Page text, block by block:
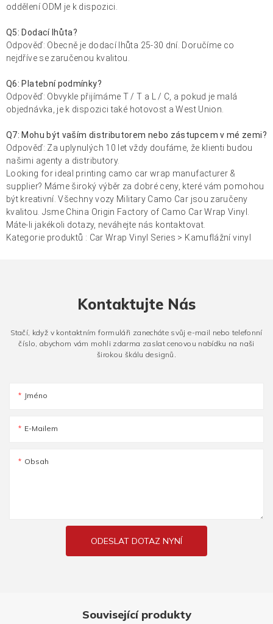
oddělení ODM je k dispozici.
Q5: Dodací lhůta?
Odpověď: Obecně je dodací lhůta 25-30 dní. Doručíme co
nejdříve se zaručenou kvalitou.
Q6: Platební podmínky?
Odpověď: Obvykle přijímáme T / T a L / C, a pokud je malá
objednávka, je k dispozici také hotovost a West Union.
Q7: Mohu být vaším distributorem nebo zástupcem v mé zemi?
Odpověď: Za uplynulých 10 let vždy doufáme, že klienti budou
našimi agenty a distributory.
Looking for ideal printing camo car wrap manufacturer &
supplier? Máme široký výběr za dobré ceny, které vám pomohou
být kreativní. Všechny vozy Military Camo Car jsou zaručeny
kvalitou. Jsme China Origin Factory of Camo Car Wrap Vinyl.
Máte-li jakékoli dotazy, neváhejte nás kontaktovat.
Kategorie produktů : Car Wrap Vinyl Series > Kamuflážní vinyl
Kontaktujte Nás
Stačí, když v kontaktním formuláři zanecháte svůj e-mail nebo telefonní
číslo, abychom vám mohli zdarma zaslat cenovou nabídku na naši
širokou škálu designů.
Jméno
E-Mailem
Obsah
ODESLAT DOTAZ NYNÍ
Související produkty